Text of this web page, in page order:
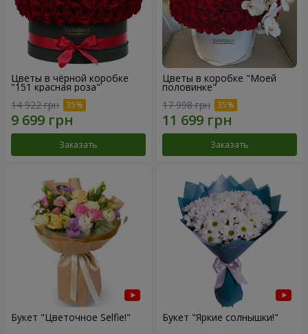
Цветы в чёрной коробке
"151 красная роза"
14 922 грн
Заказать
Цветы в коробке "Моей
половинке"
17 998 грн
Заказать
Букет "Цветочное Selfie!" Букет "Яркие солнышки!"